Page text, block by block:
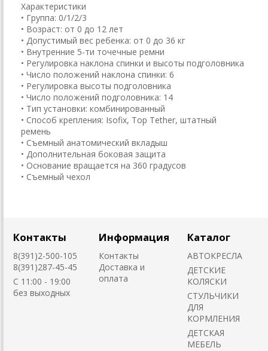
Характеристики
• Группа: 0/1/2/3
• Возраст: от 0 до 12 лет
• Допустимый вес ребенка: от 0 до 36 кг
• Внутренние 5-ти точечные ремни
• Регулировка наклона спинки и высоты подголовника
• Число положений наклона спинки: 6
• Регулировка высоты подголовника
• Число положений подголовника: 14
• Тип установки: комбинированный
• Способ крепления: Isofix, Top Tether, штатный
ремень
• Съемный анатомический вкладыш
• Дополнительная боковая защита
• Основание вращается на 360 градусов
• Съемный чехол
Контакты
8(391)2-500-105
8(391)287-45-45
C 11:00 - 19:00
без выходных
Информация
Контакты
Доставка и
оплата
Каталог
АВТОКРЕСЛА
ДЕТСКИЕ
КОЛЯСКИ
CТУЛЬЧИКИ
ДЛЯ
КОРМЛЕНИЯ
ДЕТСКАЯ
МЕБЕЛЬ